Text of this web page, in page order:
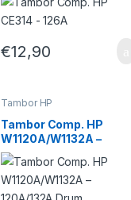
€12,90
Tambor HP
Tambor Comp. HP
W1120A/W1132A –
120A/132A Drum